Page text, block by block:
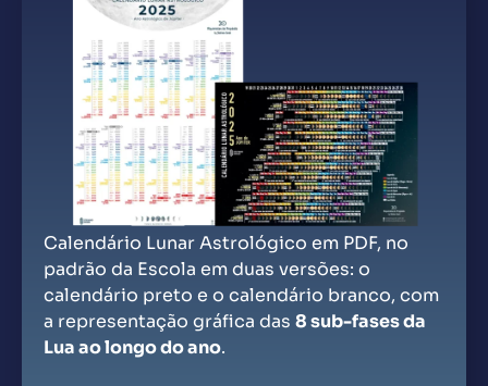
Calendário Lunar Astrológico em PDF, no
padrão da Escola em duas versões: o
calendário preto e o calendário branco, com
a representação gráfica das 8 sub-fases da
Lua ao longo do ano.